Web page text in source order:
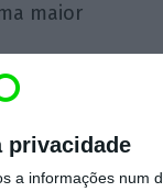
privacidade
a informações num
maior